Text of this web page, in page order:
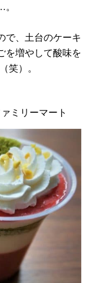
で、土台のケーキ
を増やして酸味を
笑）。
ミリーマート